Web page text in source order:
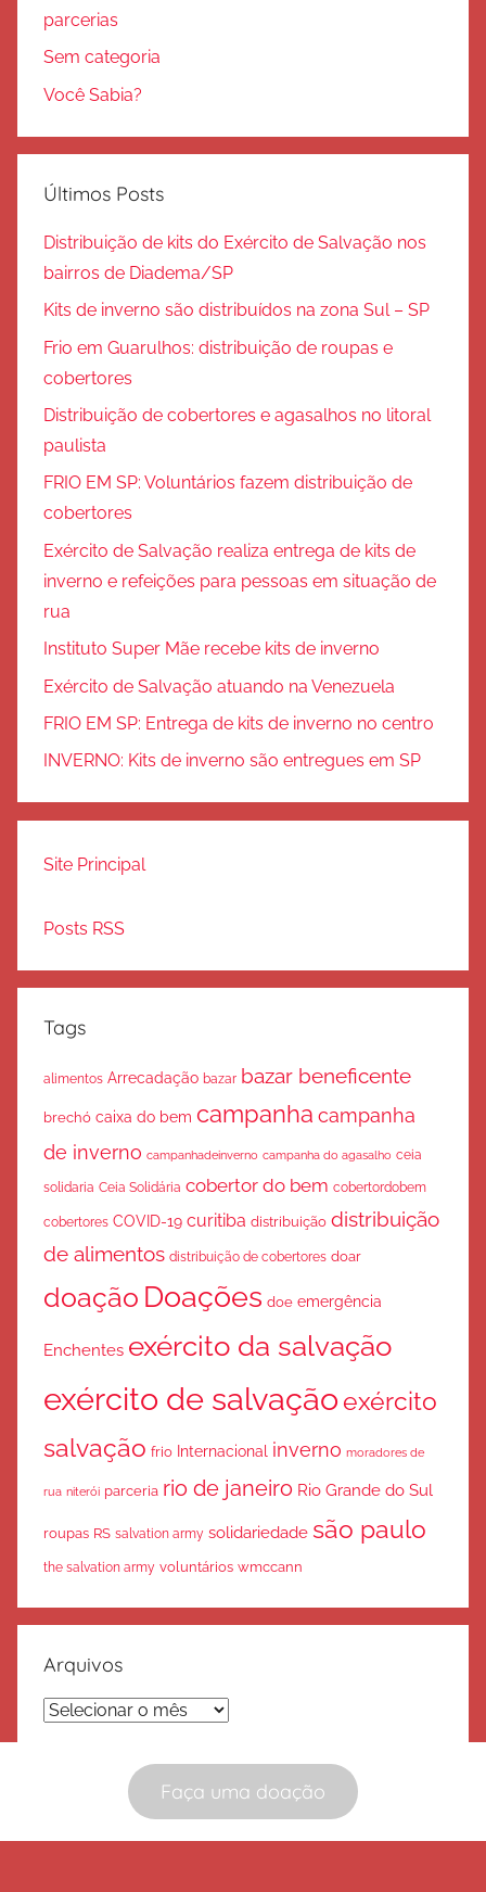
Faça uma doação
parcerias
Sem categoria
Você Sabia?
Últimos Posts
Distribuição de kits do Exército de Salvação nos
bairros de Diadema/SP
Kits de inverno são distribuídos na zona Sul – SP
Frio em Guarulhos: distribuição de roupas e
cobertores
Distribuição de cobertores e agasalhos no litoral
paulista
FRIO EM SP: Voluntários fazem distribuição de
cobertores
Exército de Salvação realiza entrega de kits de
inverno e refeições para pessoas em situação de
rua
Instituto Super Mãe recebe kits de inverno
Exército de Salvação atuando na Venezuela
FRIO EM SP: Entrega de kits de inverno no centro
INVERNO: Kits de inverno são entregues em SP
Site Principal
Posts RSS
Tags
alimentos Arrecadação bazar bazar beneficente
brechó caixa do bem campanha campanha
de inverno campanhadeinverno campanha do agasalho ceia
solidaria Ceia Solidária cobertor do bem cobertordobem
cobertores COVID-19 curitiba distribuição distribuição
de alimentos distribuição de cobertores doar
doação Doações doe emergência
Enchentes exército da salvação
exército de salvaçãoexército
salvação frio Internacional inverno moradores de
rua niterói parceria rio de janeiro Rio Grande do Sul
roupas RS salvation army solidariedade são paulo
the salvation army voluntários wmccann
Arquivos
Arquivos